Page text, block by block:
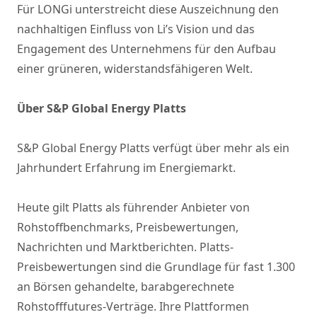
Für LONGi unterstreicht diese Auszeichnung den
nachhaltigen Einfluss von Li’s Vision und das
Engagement des Unternehmens für den Aufbau
einer grüneren, widerstandsfähigeren Welt.
Über S&P Global Energy Platts
S&P Global Energy Platts verfügt über mehr als ein
Jahrhundert Erfahrung im Energiemarkt.
Heute gilt Platts als führender Anbieter von
Rohstoffbenchmarks, Preisbewertungen,
Nachrichten und Marktberichten. Platts-
Preisbewertungen sind die Grundlage für fast 1.300
an Börsen gehandelte, barabgerechnete
Rohstofffutures-Verträge. Ihre Plattformen